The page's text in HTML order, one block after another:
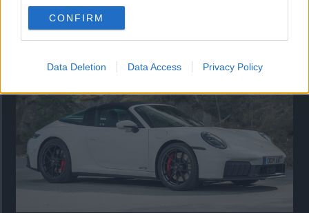
use your data for below specified purposes in below Google
consent section.
CONFIRM
Data Deletion Data Access Privacy Policy
Så står sig nya Toyota RAV4
Vi ställe nykomlingen mot Audi Q3 och Mazda CX-5.